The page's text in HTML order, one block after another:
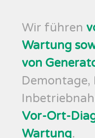
Wir führen
Wartung
von
Vor-Ort-
Wartung.